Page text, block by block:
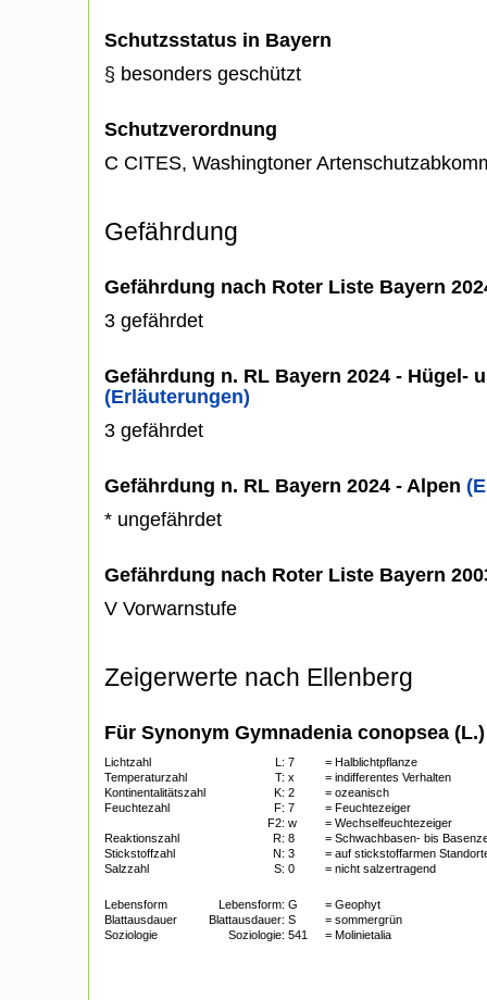
Schutzsstatus in Bayern
§ besonders geschützt
Schutzverordnung
C CITES, Washingtoner
Gefährdung
Gefährdung nach Roter Liste Bayern
3 gefährdet
Gefährdung n. RL Bayern 2024 - Hügel-
(Erläuterungen)
3 gefährdet
Gefährdung n. RL Bayern 2024 - Alpen
* ungefährdet
Gefährdung nach Roter Liste Bayern
V Vorwarnstufe
Zeigerwerte nach Ellenberg
Für Synonym Gymnadenia conopsea
Lichtzahl L: 7
= Halblichtpflanze
Temperaturzahl
T: x
= indifferentes Verhalten
Kontinentalitätszahl
K: 2
= ozeanisch
Feuchtezahl
F: 7
= Feuchtezeiger
F2: w
= Wechselfeuchtezeiger
Reaktionszahl
R: 8
= Schwachbasen- bis
Stickstoffzahl
N: 3
= auf stickstoffarmen
Salzzahl
S: 0 = nicht salzertragend
Lebensform Lebensform: G
= Geophyt
Blattausdauer
Blattausdauer: S
= sommergrün
Soziologie
Soziologie: 541 = Molinietalia